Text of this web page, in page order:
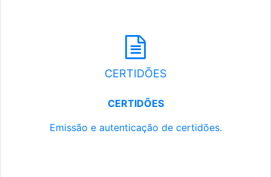
CERTIDÕES
CERTIDÕES
Emissão e autenticação de certidões.